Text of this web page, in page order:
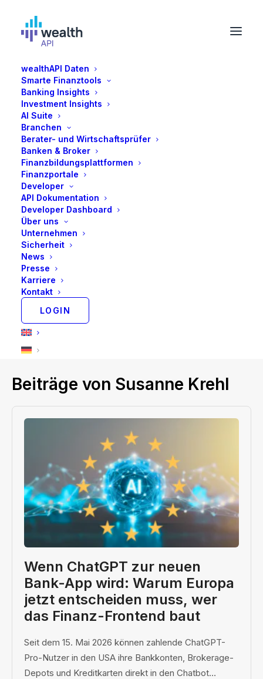
wealthAPI Daten
Smarte Finanztools
Banking Insights
Investment Insights
AI Suite
Branchen
Berater- und Wirtschaftsprüfer
Banken & Broker
Finanzbildungsplattformen
Finanzportale
Developer
API Dokumentation
Developer Dashboard
Über uns
Unternehmen
Sicherheit
News
Presse
Karriere
Kontakt
LOGIN
Susanne Krehl
Susanne Krehl bringt mehr als fünfzehn Jahre
Erfahrung im Fintech-Sektor mit und wurde vom
Handelsblatt zur Women in Banking and FinTech
2023 gekürt. Zuletzt gründete sie das Personal-
Finance-Startup Fabit. Zuvor war sie als
Managing Director für die Expansion von
Barzahlen/viafintech verantwortlich. Ihre
Expertise in der Skalierung von
Geschäftsmodellen im Finanztechnologiebereich
trägt zum Erreichen der ambitionierten
Wachstumsziele von wealthAPI und zur
strategischen Positionierung im Hinblick auf die
FiDA-Regulierung bei. Susanne hat den Fintech
Stammtisch Berlin gegründet und ist Berlin
Ambassador der Fintech Ladies.
Beiträge von Susanne Krehl
Wenn ChatGPT zur neuen
Bank-App wird: Warum Europa
jetzt entscheiden muss, wer
das Finanz-Frontend baut
Seit dem 15. Mai 2026 können zahlende ChatGPT-
Pro-Nutzer in den USA ihre Bankkonten, Brokerage-
Depots und Kreditkarten direkt in den Chatbot…